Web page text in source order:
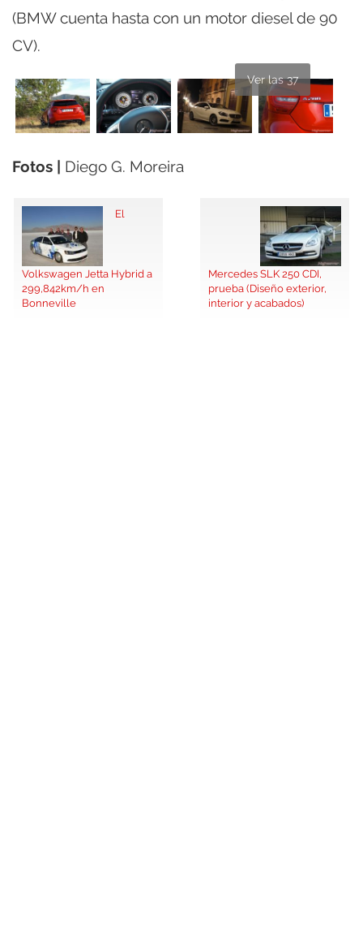
(BMW cuenta hasta con un motor diesel de 90
CV).
Ver las 37
Fotos | Diego G. Moreira
El
Volkswagen Jetta Hybrid a
299,842km/h en
Bonneville
Mercedes SLK 250 CDI,
prueba (Diseño exterior,
interior y acabados)